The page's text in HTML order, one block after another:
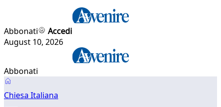
Abbonati
Accedi
August 10, 2026
Abbonati
Chiesa Italiana